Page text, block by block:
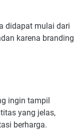
didapat mulai dari
karena branding
ingin tampil
yang jelas,
berharga.